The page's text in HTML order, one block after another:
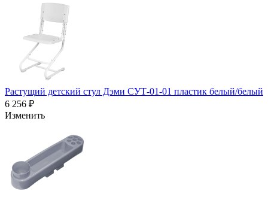
Растущий детский стул Дэми СУТ-01-01 пластик белый/белый
6 256 ₽
Изменить